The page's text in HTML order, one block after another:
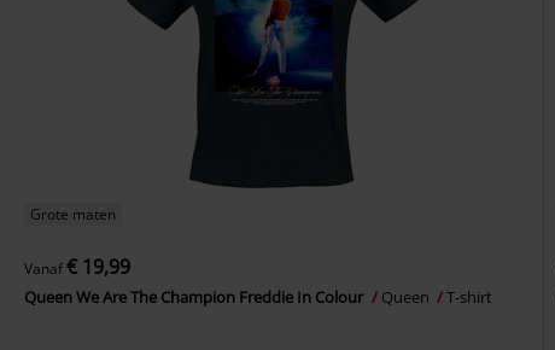
Grote maten
Vanaf€ 19,99
Queen We Are The Champion Freddie In Colour Queen T-shirt